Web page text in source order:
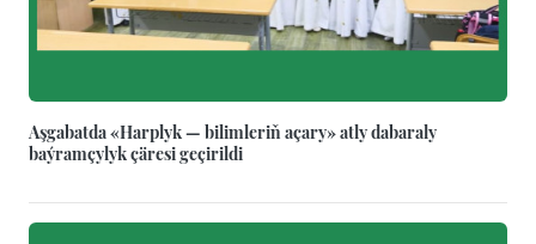
Aşgabatda «Harplyk — bilimleriň açary» atly dabaraly
baýramçylyk çäresi geçirildi